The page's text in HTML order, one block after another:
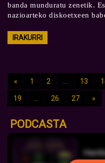
banda munduratu zenetik.
nazioarteko diskoetxeen
IRAKURRI
« 1 2 ... 13
19 ... 26 27 »
PODCASTA